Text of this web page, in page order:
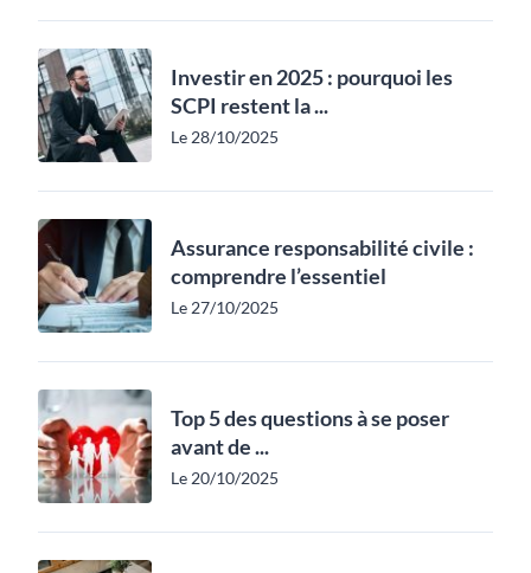
Investir en 2025 : pourquoi les
SCPI restent la ...
Le 28/10/2025
Assurance responsabilité civile :
comprendre l’essentiel
Le 27/10/2025
Top 5 des questions à se poser
avant de ...
Le 20/10/2025